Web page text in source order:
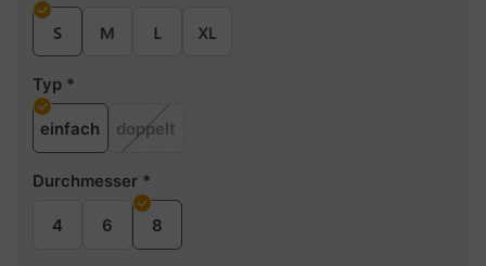
Typ
einfach doppelt
Durchmesser
4 6 8